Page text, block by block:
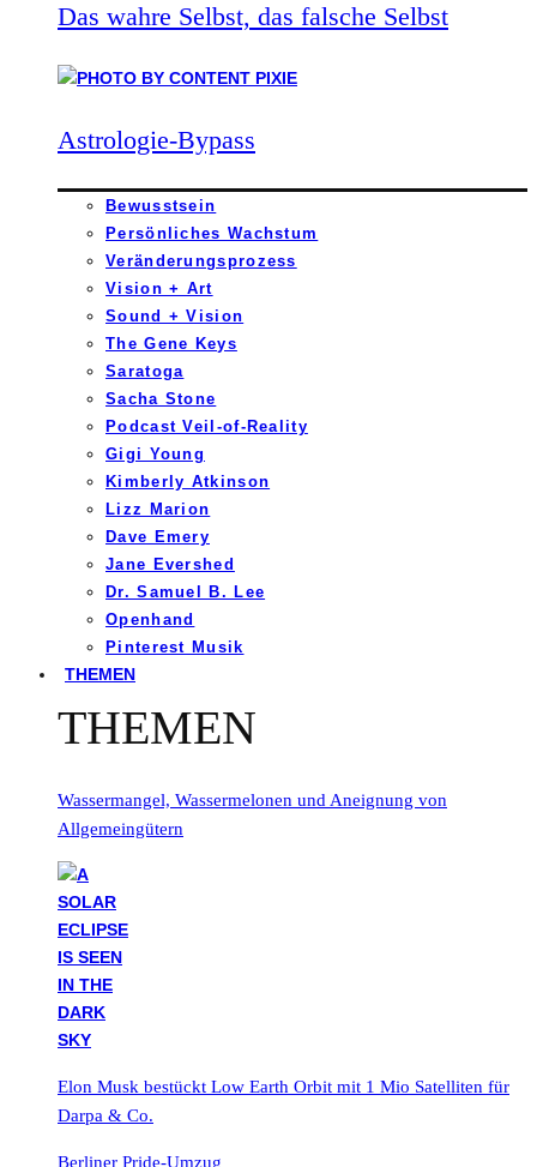
Das wahre Selbst, das falsche Selbst
Astrologie-Bypass
Bewusstsein
Persönliches Wachstum
Veränderungsprozess
Vision + Art
Sound + Vision
The Gene Keys
Saratoga
Sacha Stone
Podcast Veil-of-Reality
Gigi Young
Kimberly Atkinson
Lizz Marion
Dave Emery
Jane Evershed
Dr. Samuel B. Lee
Openhand
Pinterest Musik
THEMEN
THEMEN
Wassermangel, Wassermelonen und Aneignung von
Allgemeingütern
Elon Musk bestückt Low Earth Orbit mit 1 Mio Satelliten für
Darpa & Co.
Berliner Pride-Umzug